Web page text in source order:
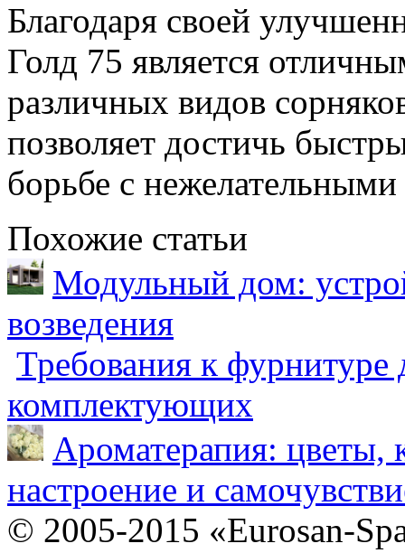
Благодаря своей
Голд 75 является
различных видов
позволяет достичь
борьбе с
Похожие статьи
Модульный дом:
возведения
Требования к фурнитуре
комплектующих
Ароматерапия: цветы,
настроение и
© 2005-2015 «Eurosan-